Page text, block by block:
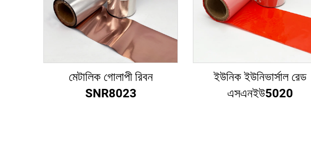
মেটালিক গোলাপী রিবন
SNR8023
ইউনিক ইউনিভার্সাল রেড
এসএনইউ5020